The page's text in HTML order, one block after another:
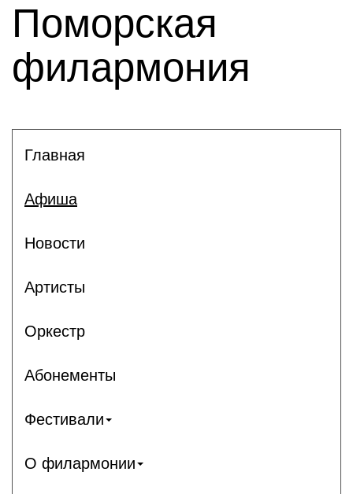
Поморская
филармония
Главная
Афиша
Новости
Артисты
Оркестр
Абонементы
Фестивали
О филармонии